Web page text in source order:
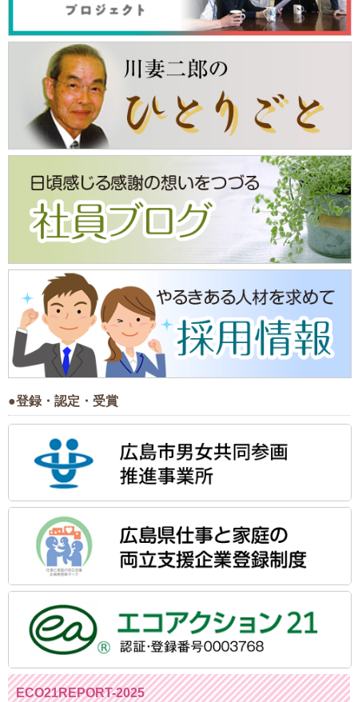
●登録・認定・受賞
ECO21REPORT-2025